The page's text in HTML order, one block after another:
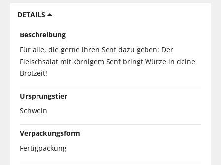
DETAILS
Beschreibung
Für alle, die gerne ihren Senf dazu geben: Der
Fleischsalat mit körnigem Senf bringt Würze in deine
Brotzeit!
Ursprungstier
Schwein
Verpackungsform
Fertigpackung